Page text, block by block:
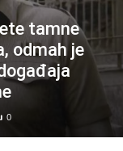
tamne
odmah je
0